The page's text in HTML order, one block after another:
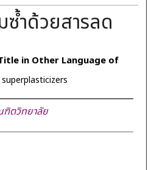
ำด้วยสารลด
in Other Language of
ตวิทยาลัย